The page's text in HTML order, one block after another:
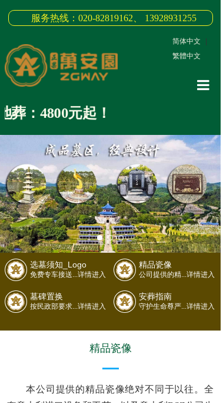
3D
新闻
墓
缅怀
联系
服务热线：020-82819162、 13928931255
简体中文
繁體中文
：4800元起！
选墓须知_Logo
免费专车接送...详情进入
精品瓷像
公司提供的精...详情进入
墓碑置换
按民政部要求...详情进入
安葬指南
守护生命尊严...详情进入
精品瓷像
本公司提供的精品瓷像绝对不同于以往。全